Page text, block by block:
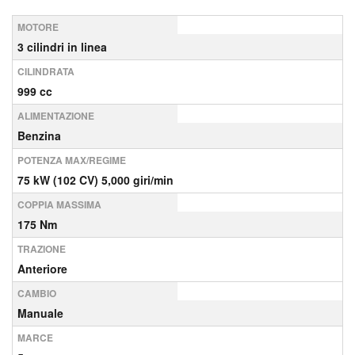
MOTORE
3 cilindri in linea
CILINDRATA
999 cc
ALIMENTAZIONE
Benzina
POTENZA MAX/REGIME
75 kW (102 CV) 5,000 giri/min
COPPIA MASSIMA
175 Nm
TRAZIONE
Anteriore
CAMBIO
Manuale
MARCE